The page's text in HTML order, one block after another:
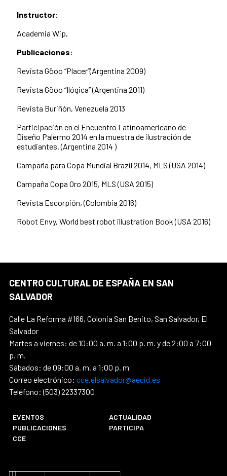
Instructor:
Academia Wip,
Publicaciones:
Revista Göoo “Placer”(Argentina 2009)
Revista Göoo “Ilógica” (Argentina 2011)
Revista Buriñón, Venezuela 2013
Participación en el Encuentro Latinoamericano de
Diseño Palermo 2014 en la muestra de ilustración de
estudiantes. (Argentina 2014 )
Campaña para Copa Mundial Brazil 2014, MLS (USA 2014)
Campaña Copa Oro 2015, MLS (USA 2015)
Revista Escorpión, (Colombia 2016)
Robot Envy, World best robot illustration Book (USA 2016)
CENTRO CULTURAL DE ESPAÑA EN SAN
SALVADOR
Calle La Reforma #166, Colonia San Benito, San Salvador, El
Salvador
Martes a viernes: de 10:00 a. m. a 1:00 p. m. y de 2:00 a 7:00
p. m.
Sábados: de 09:00 a. m. a 1:00 p. m
Correo electrónico: cce.elsalvador@aecid.es
Teléfono: (503) 22337300
EVENTOS
ACTUALIDAD
PUBLICACIONES
PARTICIPA
CCE